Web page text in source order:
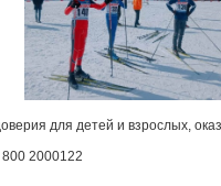
для детей и взрослых,
2000122